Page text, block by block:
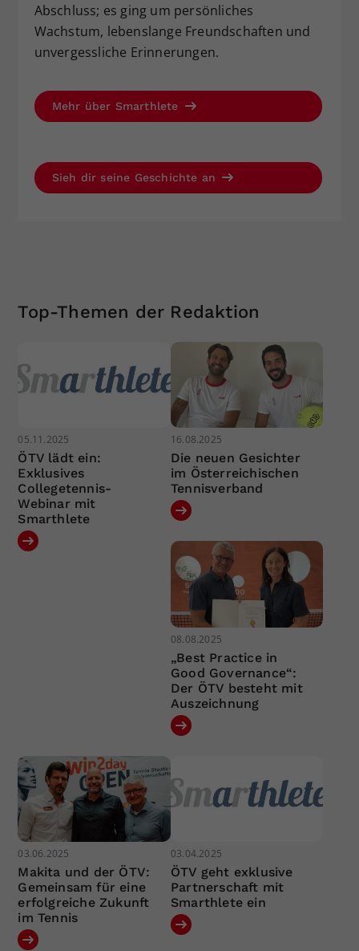
Abschluss; es ging um persönliches
Wachstum, lebenslange Freundschaften und
unvergessliche Erinnerungen.
Mehr über Smarthlete
Sieh dir seine Geschichte an
Top-Themen der Redaktion
05.11.2025
ÖTV lädt ein:
Exklusives
Collegetennis-
Webinar mit
Smarthlete
16.08.2025
Die neuen Gesichter
im Österreichischen
Tennisverband
08.08.2025
„Best Practice in
Good Governance“:
Der ÖTV besteht mit
Auszeichnung
03.06.2025
Makita und der ÖTV:
Gemeinsam für eine
erfolgreiche Zukunft
im Tennis
03.04.2025
ÖTV geht exklusive
Partnerschaft mit
Smarthlete ein